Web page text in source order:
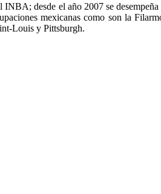
desde el año 2007 se
mexicanas como son la
Louis y Pittsburgh.